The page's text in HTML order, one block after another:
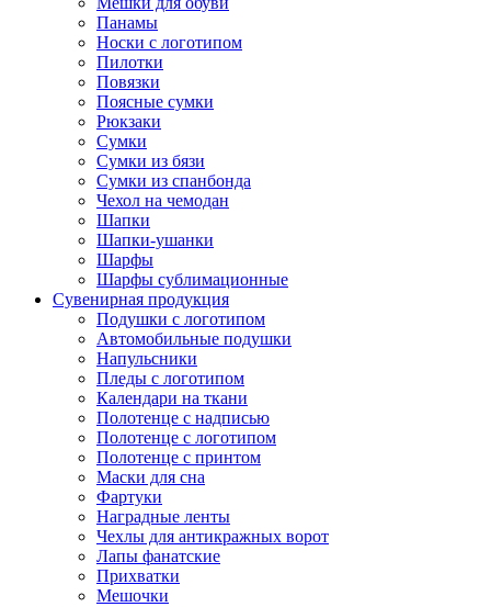
Панамы
Носки с логотипом
Пилотки
Повязки
Поясные сумки
Рюкзаки
Сумки
Сумки из бязи
Сумки из спанбонда
Чехол на чемодан
Шапки
Шапки-ушанки
Шарфы
Шарфы сублимационные
Сувенирная продукция
Подушки с логотипом
Автомобильные подушки
Напульсники
Пледы с логотипом
Календари на ткани
Полотенце с надписью
Полотенце с логотипом
Полотенце с принтом
Маски для сна
Фартуки
Наградные ленты
Чехлы для антикражных ворот
Лапы фанатские
Прихватки
Мешочки